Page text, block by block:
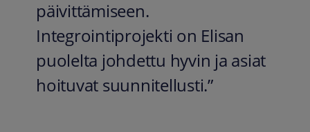
päivittämiseen.
Integrointiprojekti on Elisan
puolelta johdettu hyvin ja asiat
hoituvat suunnitellusti.”